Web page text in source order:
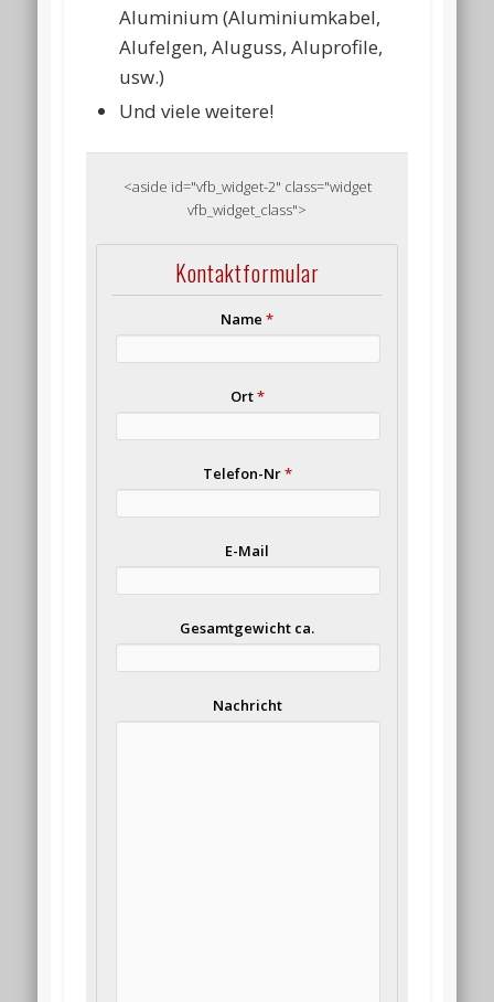
Aluminium (Aluminiumkabel,
Alufelgen, Aluguss, Aluprofile,
usw.)
Und viele weitere!
<aside id="vfb_widget-2" class="widget
vfb_widget_class">
Kontaktformular
Name *
Ort*
Telefon-Nr*
E-Mail
Gesamtgewicht ca.
Nachricht